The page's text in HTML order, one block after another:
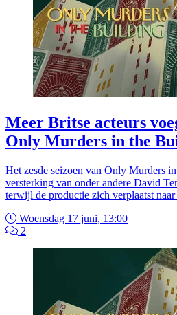
Meer Britse acteurs
Only Murders in the
Het zesde seizoen van Only Murders
versterking van onder andere David
terwijl de productie zich verplaatst
Woensdag 17 juni, 13:00
2